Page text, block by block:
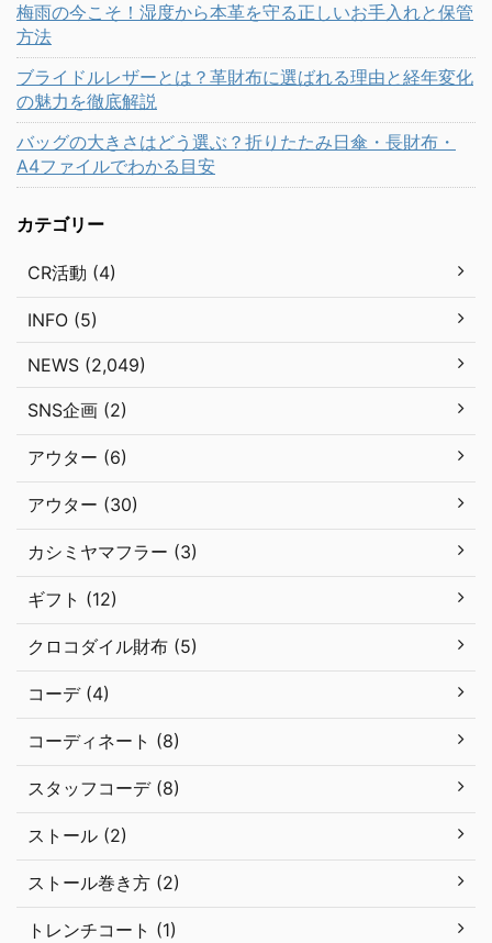
梅雨の今こそ！湿度から本革を守る正しいお手入れと保管
方法
ブライドルレザーとは？革財布に選ばれる理由と経年変化
の魅力を徹底解説
バッグの大きさはどう選ぶ？折りたたみ日傘・長財布・
A4ファイルでわかる目安
カテゴリー
CR活動 (4)
INFO (5)
NEWS (2,049)
SNS企画 (2)
アウター (6)
アウター (30)
カシミヤマフラー (3)
ギフト (12)
クロコダイル財布 (5)
コーデ (4)
コーディネート (8)
スタッフコーデ (8)
ストール (2)
ストール巻き方 (2)
トレンチコート (1)